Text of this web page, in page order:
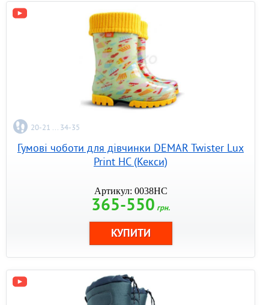
20-21 ... 34-35
Гумові чоботи для дівчинки DEMAR Twister Lux
Print HC (Кекси)
Артикул: 0038HC
365-550 грн.